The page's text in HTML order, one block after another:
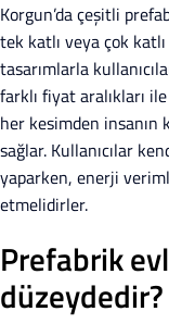
Korgun’da çeşitli
tek katlı veya çok
tasarımlarla
farklı fiyat aralıkları
her kesimden insanın
sağlar. Kullanıcılar
yaparken, enerji
etmelidirler.
Prefabrik
düzeydedir?